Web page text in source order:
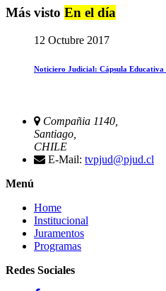
Más visto En el día
12 Octubre 2017
Noticiero Judicial: Cápsula Educativa
Compañia 1140,
Santiago,
CHILE
E-Mail: tvpjud@pjud.cl
Menú
Home
Institucional
Juramentos
Programas
Redes Sociales